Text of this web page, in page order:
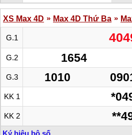
XS Max 4D » Max 4D Thứ Ba »
G.1
G.2 1654
G.3 1010
KK 1
KK 2
Ký hiệu bộ số